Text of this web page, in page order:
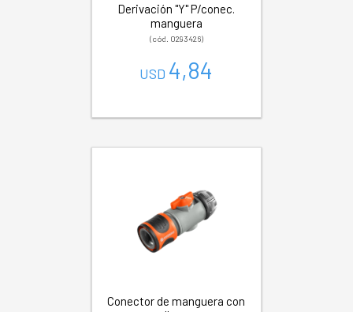
Derivación "Y" P/conec.
manguera
(cód. 0293426)
USD 4,84
Conector de manguera con